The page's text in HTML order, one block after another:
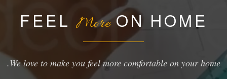
FEEL MoreON HOME
We love to make you feel more comfortable on your home.